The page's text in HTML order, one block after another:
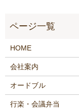
HOME
会社案内
オードブル
行楽・会議弁当